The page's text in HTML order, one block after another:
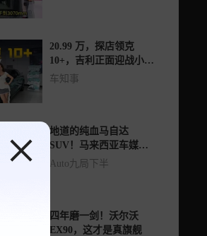
20.99 万，探店领克
10+，吉利正面迎战小米
SU7
车知事
地道的纯血马自达
SUV！马来西亚车媒体
验马自达EZ-60
Auto九局下半
四年磨一剑！沃尔沃
EX90，这才是真旗舰